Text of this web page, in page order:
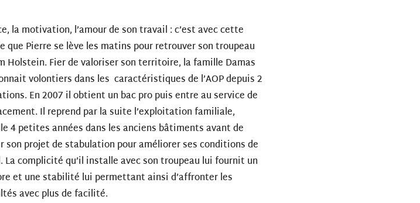
la motivation, l’amour de son travail : c’est avec cette
que Pierre se lève les matins pour retrouver son troupeau
Holstein. Fier de valoriser son territoire, la famille Damas
volontiers dans les caractéristiques de l’AOP depuis 2
En 2007 il obtient un bac pro puis entre au service de
Il reprend par la suite l’exploitation familiale,
4 petites années dans les anciens bâtiments avant de
son projet de stabulation pour améliorer ses conditions de
La complicité qu’il installe avec son troupeau lui fournit un
et une stabilité lui permettant ainsi d’affronter les
avec plus de facilité.